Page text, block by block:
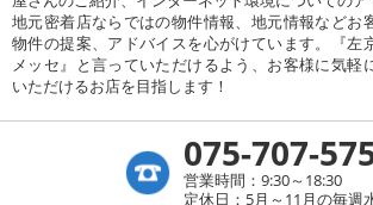
地元密着店ならではの物件情報、地元情報などお
物件の提案、アドバイスを心がけています。『左
メッセ』と言っていただけるよう、お客様に気軽
いただけるお店を目指します！
075-707-
営業時間：9:30～18:30
定休日：5月～11月の毎週